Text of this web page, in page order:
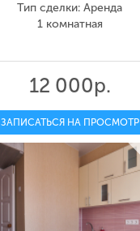
Тип сделки: Аренда
1 комнатная
12 000р.
ЗАПИСАТЬСЯ НА ПРОСМОТР